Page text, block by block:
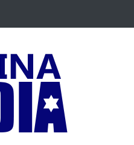
de israelíes cruzan al Líbano